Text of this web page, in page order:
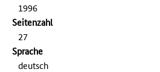
1996
Seitenzahl
27
Sprache
deutsch